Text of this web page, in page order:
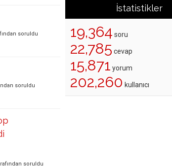
soruldu
soruldu
soruldu
İstatistikler
19,364 soru
22,785 cevap
15,871 yorum
202,260 kullanıcı